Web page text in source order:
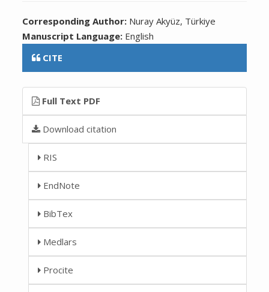
Corresponding Author: Nuray Akyüz, Türkiye
Manuscript Language: English
CITE
Full Text PDF
Download citation
RIS
EndNote
BibTex
Medlars
Procite